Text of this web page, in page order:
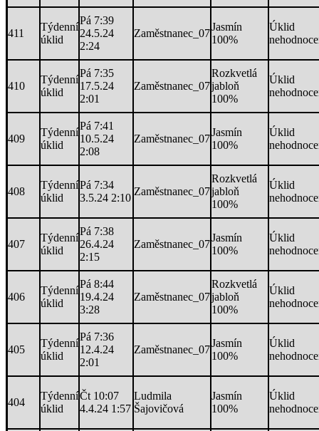
411
Týdenní
úklid
Pá 7:39
24.5.24
2:24
Zaměstnanec_07
Jasmín
100%
Úklid
410
Týdenní
úklid
Pá 7:35
17.5.24
2:01
Zaměstnanec_07
Rozkvetlá
jabloň
100%
Úklid
409
Týdenní
úklid
Pá 7:41
10.5.24
2:08
Zaměstnanec_07
Jasmín
100%
Úklid
408
Týdenní
úklid
Pá 7:34
3.5.24 2:10
Zaměstnanec_07
Rozkvetlá
jabloň
100%
Úklid
407
Týdenní
úklid
Pá 7:38
26.4.24
2:15
Zaměstnanec_07
Jasmín
100%
Úklid
406
Týdenní
úklid
Pá 8:44
19.4.24
3:28
Zaměstnanec_07
Rozkvetlá
jabloň
100%
Úklid
405
Týdenní
úklid
Pá 7:36
12.4.24
2:01
Zaměstnanec_07
Jasmín
100%
Úklid
404
Týdenní
úklid
Čt 10:07
4.4.24 1:57
Ludmila
Šajovičová
Jasmín
100%
Úklid